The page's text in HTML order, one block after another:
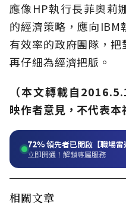
應像HP執行長菲奧莉
的經濟策略，應向IBM
有效率的政府團隊，把
再仔細為經濟把脈。
（本文轉載自
映作者意見，不代表本
72%領先者已開啟【職場雷
立即開通！解鎖專屬服務
相關文章